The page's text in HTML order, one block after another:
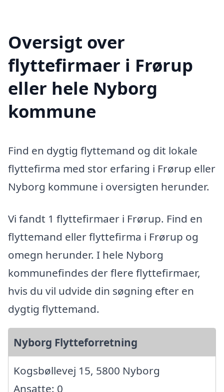
Oversigt over
flyttefirmaer i Frørup
eller hele Nyborg
kommune
Find en dygtig flyttemand og dit lokale
flyttefirma med stor erfaring i Frørup eller
Nyborg kommune i oversigten herunder.
Vi fandt 1 flyttefirmaer i Frørup. Find en
flyttemand eller flyttefirma i Frørup og
omegn herunder. I hele Nyborg
kommunefindes der flere flyttefirmaer,
hvis du vil udvide din søgning efter en
dygtig flyttemand.
Nyborg Flytteforretning
Kogsbøllevej 15, 5800 Nyborg
Ansatte: 0